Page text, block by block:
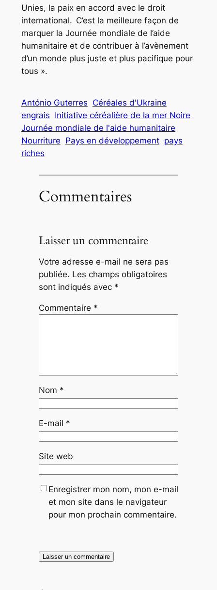
Unies, la paix en accord avec le droit
international. C’est la meilleure façon de
marquer la Journée mondiale de l’aide
humanitaire et de contribuer à l’avènement
d’un monde plus juste et plus pacifique pour
tous ».
António Guterres Céréales d'Ukraine
engrais Initiative céréalière de la mer Noire
Journée mondiale de l'aide humanitaire
Nourriture Pays en développement pays
riches
Commentaires
Laisser un commentaire
Votre adresse e-mail ne sera pas
publiée. Les champs obligatoires
sont indiqués avec *
Commentaire *
Nom *
E-mail *
Site web
Enregistrer mon nom, mon e-mail
et mon site dans le navigateur
pour mon prochain commentaire.